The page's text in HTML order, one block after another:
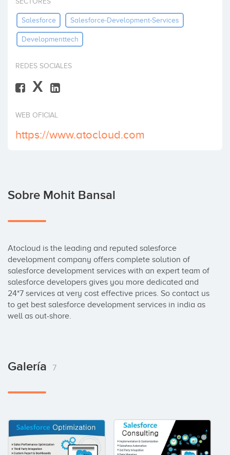
Salesforce Salesforce-Development-Services
Developmenttech
REDES SOCIALES
X
WEB OFICIAL
https://www.atocloud.com
Sobre Mohit Bansal
Atocloud is the leading and reputed salesforce
development company offers complete solution of
salesforce development services with an expert team of
salesforce developers gives you more dedicated and
24*7 services at very cost effective prices. So contact us
to get best salesforce development services in india as
well as out-shore.
Galería 7